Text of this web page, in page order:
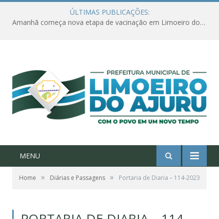
ÚLTIMAS PUBLICAÇÕES:
Amanhã começa nova etapa de vacinação em Limoeiro do Ajuru para idosos com 65 ou mais
MENU
Home » Diárias e Passagens » Portaria de Diaria – 114-2023